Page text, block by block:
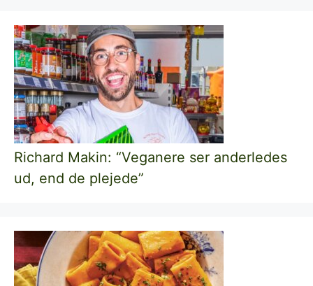
Richard Makin: “Veganere ser anderledes
ud, end de plejede”